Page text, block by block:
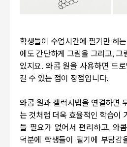
학생들이 수업시간에 필기만 하
에도 간단하게 그림을 그리고, 그
있지요. 와콤 원을 사용하면 드
길 수 있는 점이 장점입니다.
와콤 원과 갤럭시탭을 연결하면
는 것처럼 더욱 효율적인 학습이
들 필요가 없어서 편리하고, 와
덕분에 학생들이 필기에 부담감